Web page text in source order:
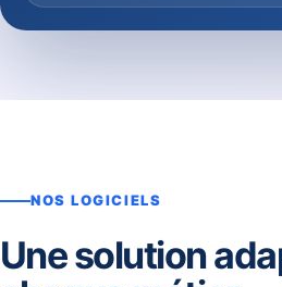
NOS LOGICIELS
Une solution